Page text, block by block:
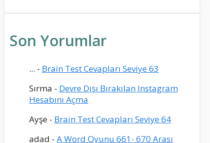
Son Yorumlar
... - Brain Test Cevapları Seviye 63
Sırma - Devre Dışı Bırakılan Instagram
Hesabını Açma
Ayşe - Brain Test Cevapları Seviye 64
adad - A Word Oyunu 661- 670 Arası